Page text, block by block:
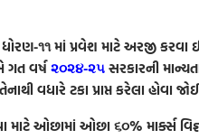
માં પ્રવેશ માટે અરજી કરવા
ગત વર્ષ૨૦૨૪-૨૫સરકારની
વધારે ટકા પ્રાપ્ત કરેલા હોવા
ઓછામાં ઓછા ૬૦% માર્ક્સ